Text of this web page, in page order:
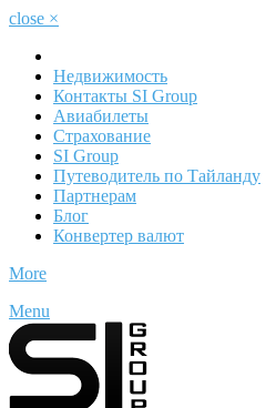
close ×
Недвижимость
Контакты SI Group
Авиабилеты
Страхование
SI Group
Путеводитель по Тайланду
Партнерам
Блог
Конвертер валют
More
Menu